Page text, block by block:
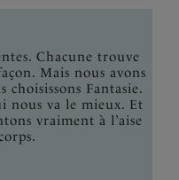
Chacune trouve
Mais nous avons
choisissons Fantasie.
nous va le mieux. Et
vraiment à l’aise